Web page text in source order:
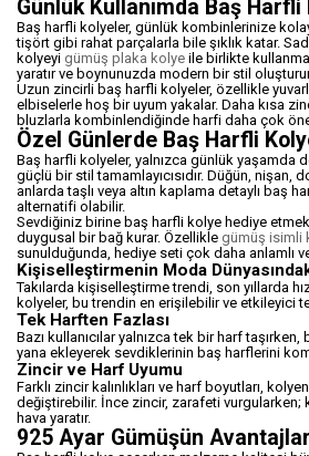
Günlük Kullanımda Baş
Baş harfli kolyeler, günlük kombinlerinize
tişört gibi rahat parçalarla bile şıklık katar.
kolyeyi gümüş plaka kolye ile birlikte
yaratır ve boynunuzda modern bir stil
Uzun zincirli baş harfli kolyeler, özellikle
elbiselerle hoş bir uyum yakalar. Daha kısa
bluzlarla kombinlendiğinde harfi daha çok öne
Özel Günlerde Baş Harfli
Baş harfli kolyeler, yalnızca günlük yaşamda
güçlü bir stil tamamlayıcısıdır. Düğün, nişan,
anlarda taşlı veya altın kaplama detaylı baş
alternatifi olabilir.
Sevdiğiniz birine baş harfli kolye hediye
duygusal bir bağ kurar. Özellikle gümüş isimli
sunulduğunda, hediye seti çok daha anlamlı
Kişiselleştirmenin Moda
Takılarda kişiselleştirme trendi, son yıllarda
kolyeler, bu trendin en erişilebilir ve etkileyici
Tek Harften Fazlası
Bazı kullanıcılar yalnızca tek bir harf taşırken,
yana ekleyerek sevdiklerinin baş harflerini
Zincir ve Harf Uyumu
Farklı zincir kalınlıkları ve harf boyutları,
değiştirebilir. İnce zincir, zarafeti vurgularken;
hava yaratır.
925 Ayar Gümüşün